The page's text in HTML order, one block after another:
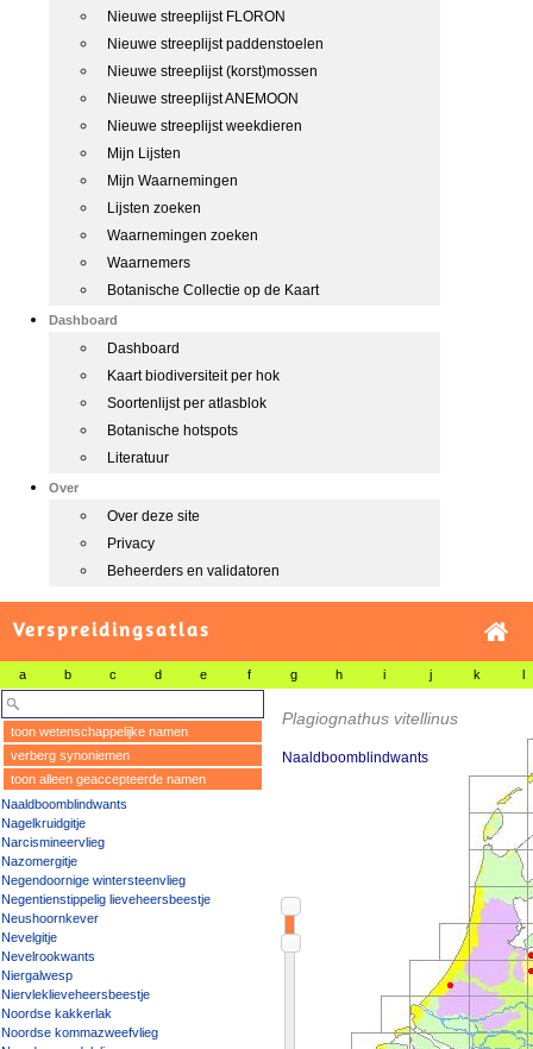
Nieuwe streeplijst FLORON
Nieuwe streeplijst paddenstoelen
Nieuwe streeplijst (korst)mossen
Nieuwe streeplijst ANEMOON
Nieuwe streeplijst weekdieren
Mijn Lijsten
Mijn Waarnemingen
Lijsten zoeken
Waarnemingen zoeken
Waarnemers
Botanische Collectie op de Kaart
Dashboard
Dashboard
Kaart biodiversiteit per hok
Soortenlijst per atlasblok
Botanische hotspots
Literatuur
Over
Over deze site
Privacy
Beheerders en validatoren
Verspreidingsatlas
a b c d e f g h i j k l
toon wetenschappelijke namen
verberg synoniemen
toon alleen geaccepteerde namen
Naaldboomblindwants
Nagelkruidgitje
Narcismineervlieg
Nazomergitje
Negendoornige wintersteenvlieg
Negentienstippelig lieveheersbeestje
Neushoornkever
Nevelgitje
Nevelrookwants
Niergalwesp
Niervleklieveheersbeestje
Noordse kakkerlak
Noordse kommazweefvlieg
Plagiognathus vitellinus
Naaldboomblindwants